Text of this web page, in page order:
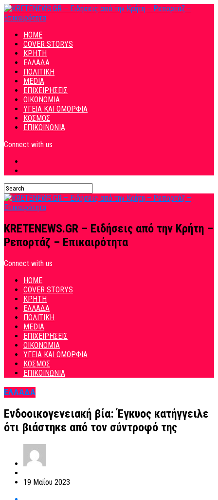
HOME
COVER STORYS
ΚΡΗΤΗ
ΕΛΛΑΔΑ
ΠΟΛΙΤΙΚΗ
MEDIA
ΕΠΙΧΕΙΡΗΣΕΙΣ
ΟΙΚΟΝΟΜΙΑ
ΥΓΕΙΑ ΚΑΙ ΟΜΟΡΦΙΑ
ΚΟΣΜΟΣ
ΕΠΙΚΟΙΝΩΝΙΑ
Connect with us
KRETENEWS.GR – Ειδήσεις από την Κρήτη –
Ρεπορτάζ – Επικαιρότητα
Connect with us
HOME
COVER STORYS
ΚΡΗΤΗ
ΕΛΛΑΔΑ
ΠΟΛΙΤΙΚΗ
MEDIA
ΕΠΙΧΕΙΡΗΣΕΙΣ
ΟΙΚΟΝΟΜΙΑ
ΥΓΕΙΑ ΚΑΙ ΟΜΟΡΦΙΑ
ΚΟΣΜΟΣ
ΕΠΙΚΟΙΝΩΝΙΑ
ΕΛΛΑΔΑ
Ενδοοικογενειακή βία: Έγκυος κατήγγειλε
ότι βιάστηκε από τον σύντροφό της
19 Μαΐου 2023